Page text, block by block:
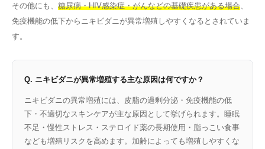
その他にも、 糖尿病・HIV感染症・がんなどの基礎疾患がある場合
免疫機能の低下からニキビダニが異常増殖しやすくなるとされていま
す。
Q. ニキビダニが異常増殖する主な原因は何ですか？
ニキビダニの異常増殖には、皮脂の過剰分泌・免疫機能の低
下・不適切なスキンケアが主な原因として挙げられます。睡眠
不足・慢性ストレス・ステロイド薬の長期使用・脂っこい食事
なども増殖リスクを高めます。加齢によっても増殖しやすくな